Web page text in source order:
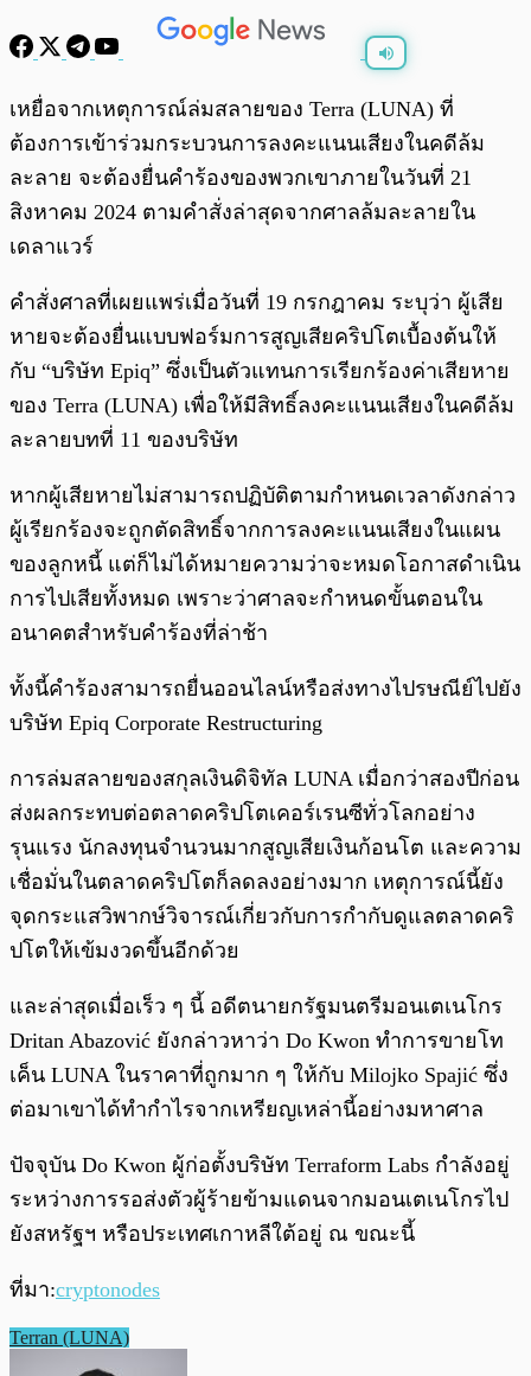
/0:00
เหยื่อจากเหตุการณ์ล่มสลายของ Terra (LUNA) ที่
ต้องการเข้าร่วมกระบวนการลงคะแนนเสียงในคดีล้ม
ละลาย จะต้องยื่นคำร้องของพวกเขาภายในวันที่ 21
สิงหาคม 2024 ตามคำสั่งล่าสุดจากศาลล้มละลายใน
เดลาแวร์
คำสั่งศาลที่เผยแพร่เมื่อวันที่ 19 กรกฎาคม ระบุว่า ผู้เสีย
หายจะต้องยื่นแบบฟอร์มการสูญเสียคริปโตเบื้องต้นให้
กับ “บริษัท Epiq” ซึ่งเป็นตัวแทนการเรียกร้องค่าเสียหาย
ของ Terra (LUNA) เพื่อให้มีสิทธิ์ลงคะแนนเสียงในคดีล้ม
ละลายบทที่ 11 ของบริษัท
หากผู้เสียหายไม่สามารถปฏิบัติตามกำหนดเวลาดังกล่าว
ผู้เรียกร้องจะถูกตัดสิทธิ์จากการลงคะแนนเสียงในแผน
ของลูกหนี้ แต่ก็ไม่ได้หมายความว่าจะหมดโอกาสดำเนิน
การไปเสียทั้งหมด เพราะว่าศาลจะกำหนดขั้นตอนใน
อนาคตสำหรับคำร้องที่ล่าช้า
ทั้งนี้คำร้องสามารถยื่นออนไลน์หรือส่งทางไปรษณีย์ไปยัง
บริษัท Epiq Corporate Restructuring
การล่มสลายของสกุลเงินดิจิทัล LUNA เมื่อกว่าสองปีก่อน
ส่งผลกระทบต่อตลาดคริปโตเคอร์เรนซีทั่วโลกอย่าง
รุนแรง นักลงทุนจำนวนมากสูญเสียเงินก้อนโต และความ
เชื่อมั่นในตลาดคริปโตก็ลดลงอย่างมาก เหตุการณ์นี้ยัง
จุดกระแสวิพากษ์วิจารณ์เกี่ยวกับการกำกับดูแลตลาดคริ
ปโตให้เข้มงวดขึ้นอีกด้วย
และล่าสุดเมื่อเร็ว ๆ นี้ อดีตนายกรัฐมนตรีมอนเตเนโกร
Dritan Abazović ยังกล่าวหาว่า Do Kwon ทำการขายโท
เค็น LUNA ในราคาที่ถูกมาก ๆ ให้กับ Milojko Spajić ซึ่ง
ต่อมาเขาได้ทำกำไรจากเหรียญเหล่านี้อย่างมหาศาล
ปัจจุบัน Do Kwon ผู้ก่อตั้งบริษัท Terraform Labs กำลังอยู่
ระหว่างการรอส่งตัวผู้ร้ายข้ามแดนจากมอนเตเนโกรไป
ยังสหรัฐฯ หรือประเทศเกาหลีใต้อยู่ ณ ขณะนี้
ที่มา:cryptonodes
Terran (LUNA)